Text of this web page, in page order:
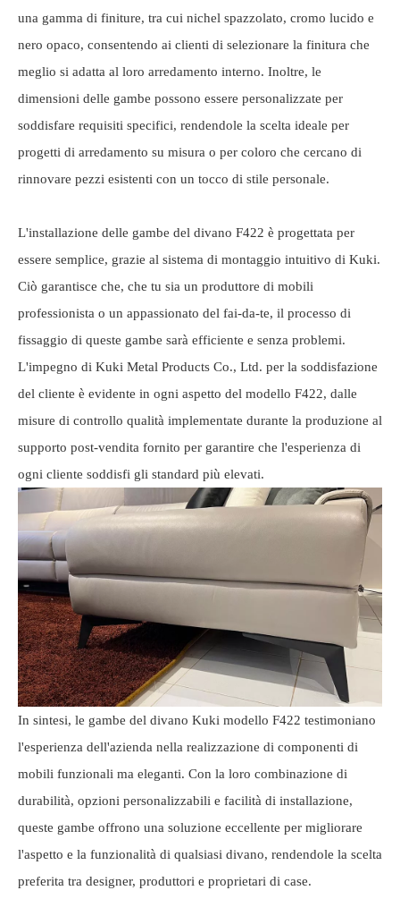
una gamma di finiture, tra cui nichel spazzolato, cromo lucido e
nero opaco, consentendo ai clienti di selezionare la finitura che
meglio si adatta al loro arredamento interno. Inoltre, le
dimensioni delle gambe possono essere personalizzate per
soddisfare requisiti specifici, rendendole la scelta ideale per
progetti di arredamento su misura o per coloro che cercano di
rinnovare pezzi esistenti con un tocco di stile personale.
L'installazione delle gambe del divano F422 è progettata per
essere semplice, grazie al sistema di montaggio intuitivo di Kuki.
Ciò garantisce che, che tu sia un produttore di mobili
professionista o un appassionato del fai-da-te, il processo di
fissaggio di queste gambe sarà efficiente e senza problemi.
L'impegno di Kuki Metal Products Co., Ltd. per la soddisfazione
del cliente è evidente in ogni aspetto del modello F422, dalle
misure di controllo qualità implementate durante la produzione al
supporto post-vendita fornito per garantire che l'esperienza di
ogni cliente soddisfi gli standard più elevati.
In sintesi, le gambe del divano Kuki modello F422 testimoniano
l'esperienza dell'azienda nella realizzazione di componenti di
mobili funzionali ma eleganti. Con la loro combinazione di
durabilità, opzioni personalizzabili e facilità di installazione,
queste gambe offrono una soluzione eccellente per migliorare
l'aspetto e la funzionalità di qualsiasi divano, rendendole la scelta
preferita tra designer, produttori e proprietari di case.